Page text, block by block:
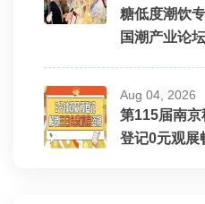
糖低度潮饮
国潮产业论
Aug 04, 2026
第115届南
登记0元观展